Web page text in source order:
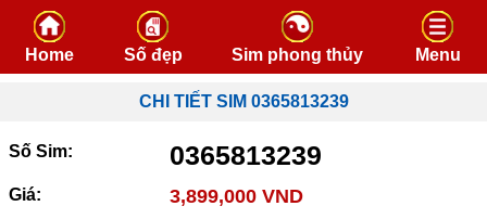
Skip to content
Home Số đẹp Sim phong thủy Menu
CHI TIẾT SIM 0365813239
Số Sim: 0365813239
Giá: 3,899,000 VND